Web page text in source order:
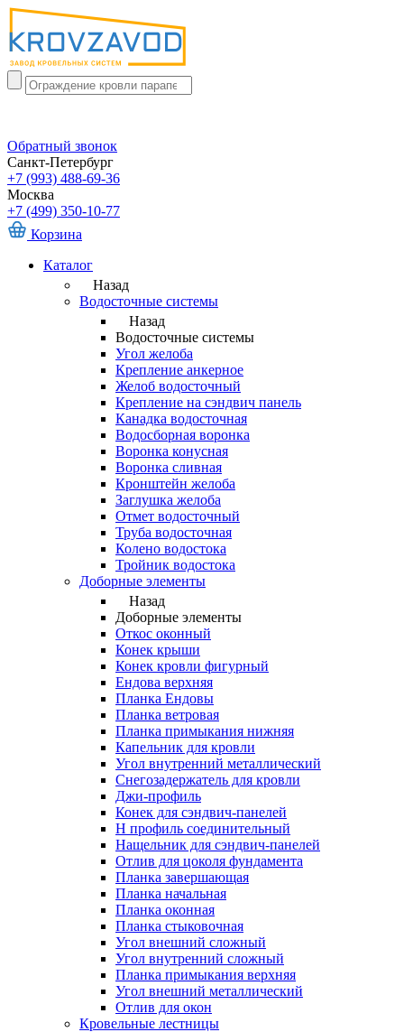
Обратный звонок
Санкт-Петербург
+7 (993) 488-69-36
Москва
+7 (499) 350-10-77
Корзина
Каталог
Назад
Водосточные системы
Назад
Водосточные системы
Угол желоба
Крепление анкерное
Желоб водосточный
Крепление на сэндвич панель
Канадка водосточная
Водосборная воронка
Воронка конусная
Воронка сливная
Кронштейн желоба
Заглушка желоба
Отмет водосточный
Труба водосточная
Колено водостока
Тройник водостока
Доборные элементы
Назад
Доборные элементы
Откос оконный
Конек крыши
Конек кровли фигурный
Ендова верхняя
Планка Ендовы
Планка ветровая
Планка примыкания нижняя
Капельник для кровли
Угол внутренний металлический
Снегозадержатель для кровли
Джи-профиль
Конек для сэндвич-панелей
Н профиль соединительный
Нащельник для сэндвич-панелей
Отлив для цоколя фундамента
Планка завершающая
Планка начальная
Планка оконная
Планка стыковочная
Угол внешний сложный
Угол внутренний сложный
Планка примыкания верхняя
Угол внешний металлический
Отлив для окон
Кровельные лестницы